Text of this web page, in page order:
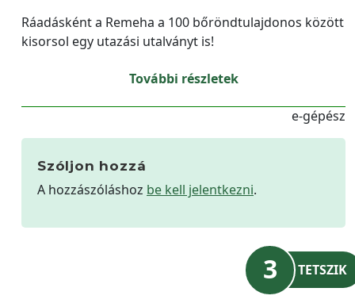
Ráadásként a Remeha a 100 bőröndtulajdonos között
kisorsol egy utazási utalványt is!
További részletek
e-gépész
Szóljon hozzá
A hozzászóláshoz be kell jelentkezni.
3 TETSZIK